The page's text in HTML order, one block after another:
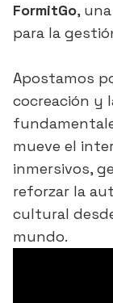
FormitGo,
para la
Apostamos
cocreación y
mueve el
inmersivos,
reforzar la
cultural
mundo.